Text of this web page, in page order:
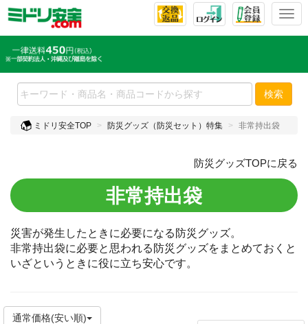
T
l
e
n
g
検索
ミドリ安全TOP 防災グッズ（防災セット）特集 非常持出袋
防災グッズTOPに戻る
非常持出袋
災害が発生したときに必要になる防災グッズ。
非常持出袋に必要と思われる防災グッズをまとめておくと
いざというときに役に立ち安心です。
通常価格(安い順)